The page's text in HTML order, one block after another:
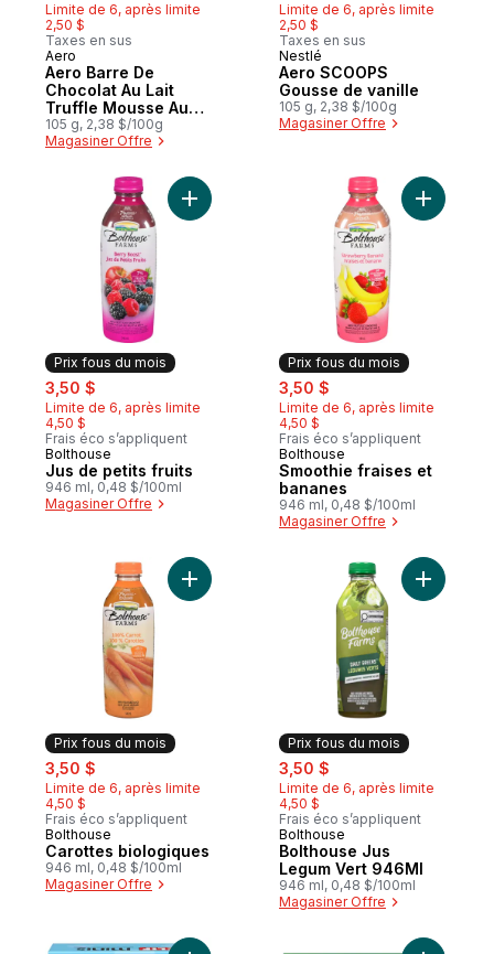
Limite de 6, après limite
2,50 $
Taxes en sus
Prix fous du mois
Aero
Aero Barre De
Chocolat Au Lait
Truffle Mousse Au
Chocolat
105 g, 2,38 $/100g
Magasiner Offre
Limite de 6, après limite
2,50 $
Taxes en sus
Prix fous du mois
Nestlé
Aero SCOOPS
Gousse de vanille
105 g, 2,38 $/100g
Magasiner Offre
Prix fous du mois
sale:
3,50 $
Limite de 6, après limite
4,50 $
Frais éco s’appliquent
Prix fous du mois
Bolthouse
Jus de petits fruits
946 ml, 0,48 $/100ml
Magasiner Offre
Ajouter Jus de petits fruits au panier
Prix fous du mois
sale:
3,50 $
Limite de 6, après limite
4,50 $
Frais éco s’appliquent
Prix fous du mois
Bolthouse
Smoothie fraises et
bananes
946 ml, 0,48 $/100ml
Magasiner Offre
Ajouter
Prix fous du mois
sale:
3,50 $
Limite de 6, après limite
4,50 $
Frais éco s’appliquent
Prix fous du mois
Bolthouse
Carottes biologiques
946 ml, 0,48 $/100ml
Magasiner Offre
Ajouter Carottes biologiques au panier
Prix fous du mois
sale:
3,50 $
Limite de 6, après limite
4,50 $
Frais éco s’appliquent
Prix fous du mois
Bolthouse
Bolthouse Jus
Legum Vert 946Ml
946 ml, 0,48 $/100ml
Magasiner Offre
Ajouter